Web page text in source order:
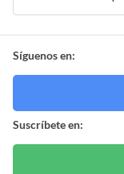
Síguenos en:
Suscríbete en: